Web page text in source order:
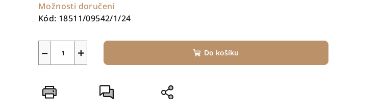
Možnosti doručení
Kód: 18511/09542/1/24
+
− Do košíku